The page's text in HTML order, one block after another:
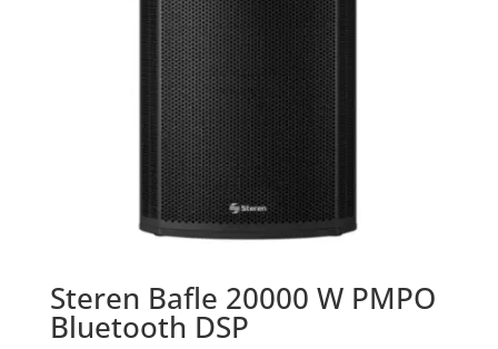
Steren Bafle 20000 W PMPO
Bluetooth DSP